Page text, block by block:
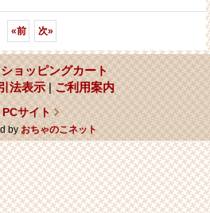
«前 次»
ショッピングカート
法表示 | ご利用案内
PCサイト
byおちゃのこネット